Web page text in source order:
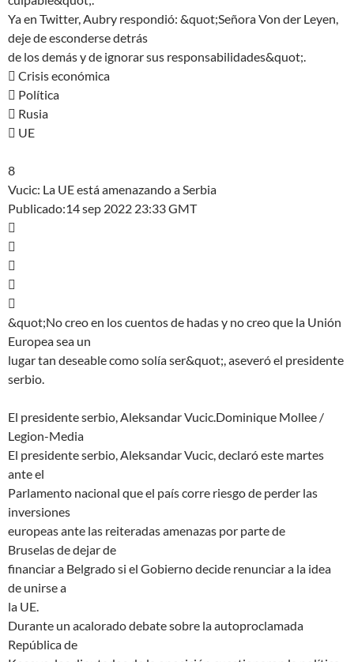
Ya en Twitter, Aubry respondió: &quot;Señora Von der Leyen,
deje de esconderse detrás
de los demás y de ignorar sus responsabilidades&quot;.
 Crisis económica
 Política
 Rusia
 UE
8
Vucic: La UE está amenazando a Serbia
Publicado:14 sep 2022 23:33 GMT





&quot;No creo en los cuentos de hadas y no creo que la Unión
Europea sea un
lugar tan deseable como solía ser&quot;, aseveró el presidente
serbio.
El presidente serbio, Aleksandar Vucic.Dominique Mollee /
Legion-Media
El presidente serbio, Aleksandar Vucic, declaró este martes
ante el
Parlamento nacional que el país corre riesgo de perder las
inversiones
europeas ante las reiteradas amenazas por parte de
Bruselas de dejar de
financiar a Belgrado si el Gobierno decide renunciar a la idea
de unirse a
la UE.
Durante un acalorado debate sobre la autoproclamada
República de